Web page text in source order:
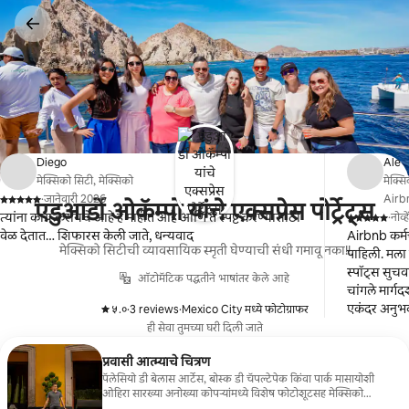
कंटेंटवर
जा
एडुआर्डो ओकॅम्पो यांचे एक्सप्रेस पोर्ट्रेट्स
मेक्सिको सिटीची व्यावसायिक स्मृती घेण्याची संधी गमावू नका!!
ऑटोमॅटिक पद्धतीने भाषांतर केले आहे
५.०·3 reviews·Mexico City मध्ये फोटोग्राफर
ही सेवा तुमच्या घरी दिली जाते
प्रवासी आत्म्याचे चित्रण
पॅलेसियो डी बेलास आर्टेस, बोस्क डी चॅपल्टेपेक किंवा पार्क मासायोशी
ओहिरा सारख्या अनोख्या कोपऱ्यांमध्ये विशेष फोटोशूटसह मेक्सिको
Diego
मेक्सिको सिटी, मेक्सिको
,
·जानेवारी 2026
त्यांना काय करायचे आहे हे माहीत आहे आणि ते स्पष्ट करण्यासाठी
वेळ देतात… शिफारस केली जाते, धन्यवाद
Ale
,
·
Airbnb
पाहिली.
स्पॉट्स
चांगले
एकंदर